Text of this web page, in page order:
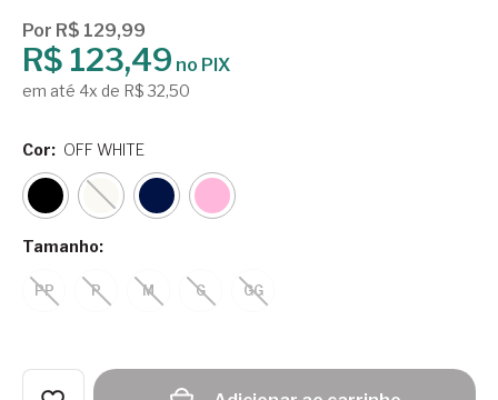
Por R$ 129,99
R$ 123,49 no PIX
em até 4x de R$ 32,50
Tamanho:
PP P M G GG
Cor: OFF WHITE